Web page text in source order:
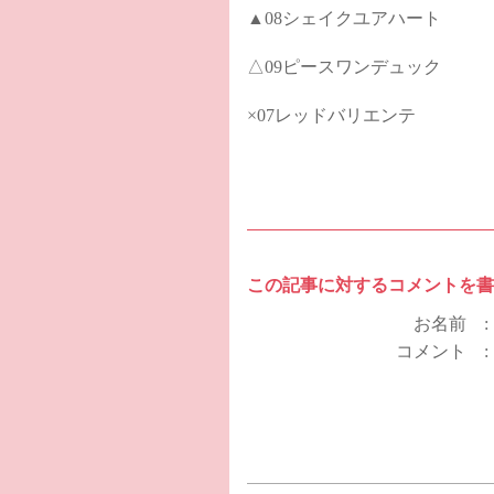
▲08シェイクユアハート
△09ピースワンデュック
×07レッドバリエンテ
この記事に対するコメントを書
お名前
コメント